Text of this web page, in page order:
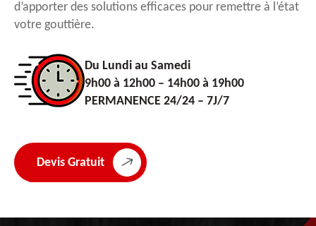
d’apporter des solutions efficaces pour remettre à l’état
votre gouttière.
Du Lundi au Samedi
9h00 à 12h00 – 14h00 à 19h00
PERMANENCE 24/24 – 7J/7
Devis Gratuit